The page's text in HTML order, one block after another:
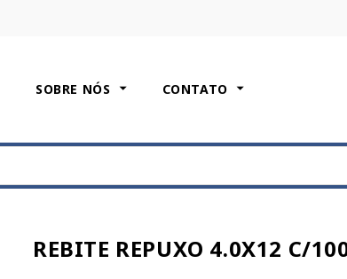
SOBRE NÓS CONTATO
REBITE REPUXO 4.0X12 C/